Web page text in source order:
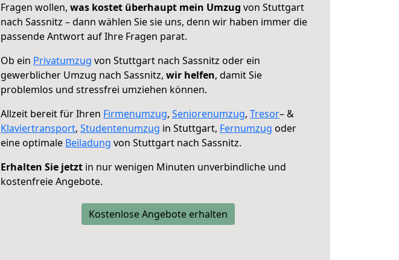
Fragen wollen, was kostet überhaupt mein Umzug von Stuttgart
nach Sassnitz – dann wählen Sie sie uns, denn wir haben immer die
passende Antwort auf Ihre Fragen parat.
Ob ein Privatumzug von Stuttgart nach Sassnitz oder ein
gewerblicher Umzug nach Sassnitz, wir helfen, damit Sie
problemlos und stressfrei umziehen können.
Allzeit bereit für Ihren Firmenumzug, Seniorenumzug, Tresor– &
Klaviertransport, Studentenumzug in Stuttgart, Fernumzug oder
eine optimale Beiladung von Stuttgart nach Sassnitz.
Erhalten Sie jetzt in nur wenigen Minuten unverbindliche und
kostenfreie Angebote.
Kostenlose Angebote erhalten